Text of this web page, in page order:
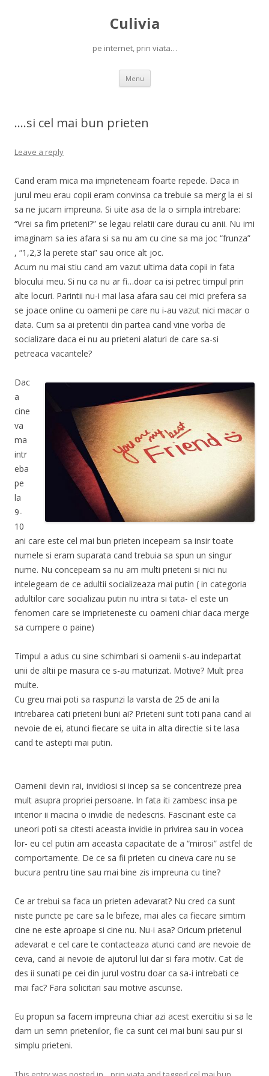
Culivia
pe internet, prin viata…
Menu Skip
content
….si cel mai bun prieten
Leave a reply
Cand eram mica ma imprieteneam foarte repede. Daca in
jurul meu erau copii eram convinsa ca trebuie sa merg la ei si
sa ne jucam impreuna. Si uite asa de la o simpla intrebare:
“Vrei sa fim prieteni?” se legau relatii care durau cu anii. Nu imi
imaginam sa ies afara si sa nu am cu cine sa ma joc “frunza”
, “1,2,3 la perete stai” sau orice alt joc.
Acum nu mai stiu cand am vazut ultima data copii in fata
blocului meu. Si nu ca nu ar fi…doar ca isi petrec timpul prin
alte locuri. Parintii nu-i mai lasa afara sau cei mici prefera sa
se joace online cu oameni pe care nu i-au vazut nici macar o
data. Cum sa ai pretentii din partea cand vine vorba de
socializare daca ei nu au prieteni alaturi de care sa-si
petreaca vacantele?
Dac
a
cine
va
ma
intr
eba
pe
la
9-
10
ani care este cel mai bun prieten incepeam sa insir toate
numele si eram suparata cand trebuia sa spun un singur
nume. Nu concepeam sa nu am multi prieteni si nici nu
intelegeam de ce adultii socializeaza mai putin ( in categoria
adultilor care socializau putin nu intra si tata- el este un
fenomen care se imprieteneste cu oameni chiar daca merge
sa cumpere o paine)
Timpul a adus cu sine schimbari si oamenii s-au indepartat
unii de altii pe masura ce s-au maturizat. Motive? Mult prea
multe.
Cu greu mai poti sa raspunzi la varsta de 25 de ani la
intrebarea cati prieteni buni ai? Prieteni sunt toti pana cand ai
nevoie de ei, atunci fiecare se uita in alta directie si te lasa
cand te astepti mai putin.
Oamenii devin rai, invidiosi si incep sa se concentreze prea
mult asupra propriei persoane. In fata iti zambesc insa pe
interior ii macina o invidie de nedescris. Fascinant este ca
uneori poti sa citesti aceasta invidie in privirea sau in vocea
lor- eu cel putin am aceasta capacitate de a “mirosi” astfel de
comportamente. De ce sa fii prieten cu cineva care nu se
bucura pentru tine sau mai bine zis impreuna cu tine?
Ce ar trebui sa faca un prieten adevarat? Nu cred ca sunt
niste puncte pe care sa le bifeze, mai ales ca fiecare simtim
cine ne este aproape si cine nu. Nu-i asa? Oricum prietenul
adevarat e cel care te contacteaza atunci cand are nevoie de
ceva, cand ai nevoie de ajutorul lui dar si fara motiv. Cat de
des ii sunati pe cei din jurul vostru doar ca sa-i intrebati ce
mai fac? Fara solicitari sau motive ascunse.
Eu propun sa facem impreuna chiar azi acest exercitiu si sa le
dam un semn prietenilor, fie ca sunt cei mai buni sau pur si
simplu prieteni.